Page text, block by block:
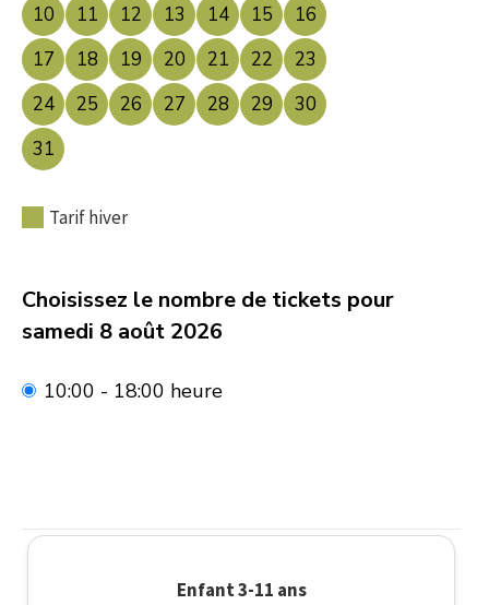
10
11 12 13 14 15
16
17
18 19 20 21 22
23
24
25 26 27 28 29
30
31
Tarif hiver
Choisissez le nombre de tickets pour
samedi 8 août 2026
10:00 - 18:00 heure
Enfant 3-11 ans